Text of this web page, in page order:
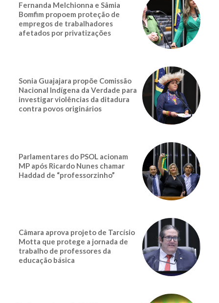
Fernanda Melchionna e Sâmia
Bomfim propoem proteção de
empregos de trabalhadores
afetados por privatizações
Sonia Guajajara propõe Comissão
Nacional Indígena da Verdade para
investigar violências da ditadura
contra povos originários
Parlamentares do PSOL acionam
MP após Ricardo Nunes chamar
Haddad de “professorzinho”
Câmara aprova projeto de Tarcísio
Motta que protege a jornada de
trabalho de professores da
educação básica